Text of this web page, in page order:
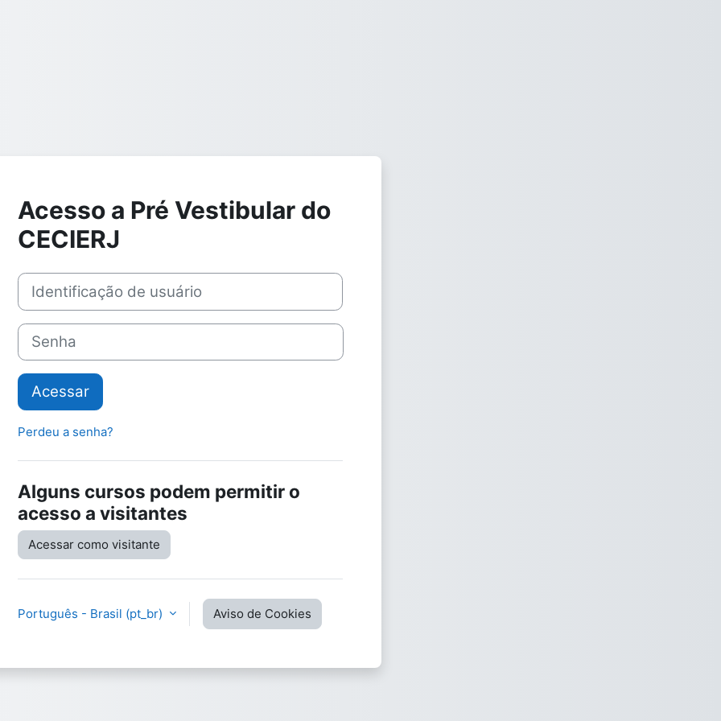
Acesso a Pré Vestibular do
CECIERJ
Identificação de usuário
Senha
Acessar
Perdeu a senha?
Alguns cursos podem permitir o
acesso a visitantes
Acessar como visitante
Português - Brasil ‎(pt_br)‎ Aviso de Cookies